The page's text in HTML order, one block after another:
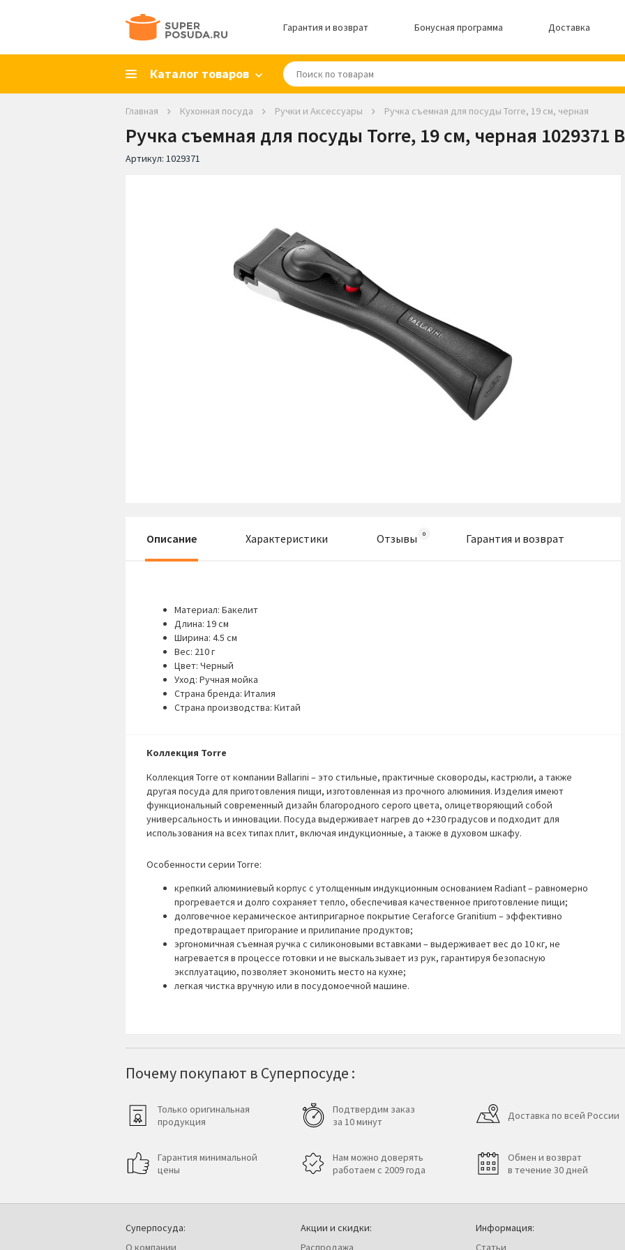
Гарантия и возврат Бонусная программа Доставка
Каталог товаров
Главная Кухонная посуда Ручки и Аксессуары Ручка съемная для посуды Torre, 19 см, черная
Ручка съемная для посуды Torre, 19 см, черная 1029371
Артикул: 1029371
Описание Характеристики Отзывы Гарантия и возврат
Материал: Бакелит
Длина: 19 см
Ширина: 4.5 см
Вес: 210 г
Цвет: Черный
Уход: Ручная мойка
Страна бренда: Италия
Страна производства: Китай
Коллекция Torre
Коллекция Torre от компании Ballarini – это стильные, практичные сковороды, кастрюли, а также
другая посуда для приготовления пищи, изготовленная из прочного алюминия. Изделия имеют
функциональный современный дизайн благородного серого цвета, олицетворяющий собой
универсальность и инновации. Посуда выдерживает нагрев до +230 градусов и подходит для
использования на всех типах плит, включая индукционные, а также в духовом шкафу.
Особенности серии Torre:
крепкий алюминиевый корпус с утолщенным индукционным основанием Radiant – равномерно
прогревается и долго сохраняет тепло, обеспечивая качественное приготовление пищи;
долговечное керамическое антипригарное покрытие Ceraforce Granitium – эффективно
предотвращает пригорание и прилипание продуктов;
эргономичная съемная ручка с силиконовыми вставками – выдерживает вес до 10 кг, не
нагревается в процессе готовки и не выскальзывает из рук, гарантируя безопасную
эксплуатацию, позволяет экономить место на кухне;
легкая чистка вручную или в посудомоечной машине.
Почему покупают в Суперпосуде :
Только оригинальная
продукция
Гарантия минимальной
цены
Подтвердим заказ
за 10 минут
Нам можно доверять
работаем с 2009 года
Доставка по всей России
Обмен и возврат
в течение 30 дней
Суперпосуда:
О компании
Акции и скидки:
Распродажа
Информация:
Статьи